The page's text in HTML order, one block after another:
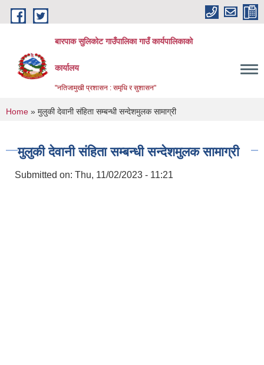
Skip to main content
बारपाक सुलिकोट गाउँपालिका गाउँ कार्यपालिकाको
कार्यालय
"नतिजामुखी प्रशासन : समृधि र सुशासन"
You are here
Home » मुलुकी देवानी संहिता सम्बन्धी सन्देशमुलक सामाग्री
मुलुकी देवानी संहिता सम्बन्धी सन्देशमुलक सामाग्री
Submitted on: Thu, 11/02/2023 - 11:21